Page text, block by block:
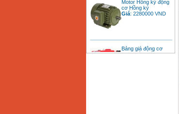
Giá:2280000 VND
Bảng giá động cơ
diesel đầu nổ diesel
Giá:6500000VND